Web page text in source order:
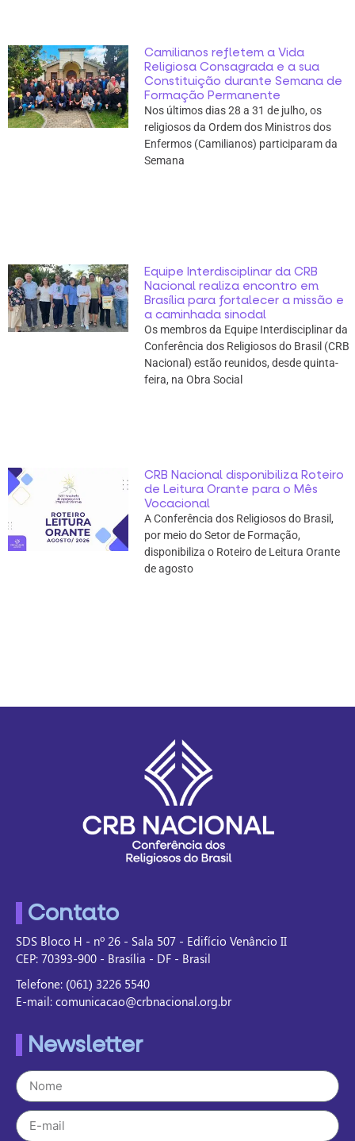
Camilianos refletem a Vida
Religiosa Consagrada e a sua
Constituição durante Semana de
Formação Permanente
Nos últimos dias 28 a 31 de julho, os
religiosos da Ordem dos Ministros dos
Enfermos (Camilianos) participaram da
Semana
Equipe Interdisciplinar da CRB
Nacional realiza encontro em
Brasília para fortalecer a missão e
a caminhada sinodal
Os membros da Equipe Interdisciplinar da
Conferência dos Religiosos do Brasil (CRB
Nacional) estão reunidos, desde quinta-
feira, na Obra Social
CRB Nacional disponibiliza Roteiro
de Leitura Orante para o Mês
Vocacional
A Conferência dos Religiosos do Brasil,
por meio do Setor de Formação,
disponibiliza o Roteiro de Leitura Orante
de agosto
Contato
SDS Bloco H - nº 26 - Sala 507 - Edifício Venâncio II
CEP: 70393-900 - Brasília - DF - Brasil
Telefone: (061) 3226 5540
E-mail: comunicacao@crbnacional.org.br
Newsletter